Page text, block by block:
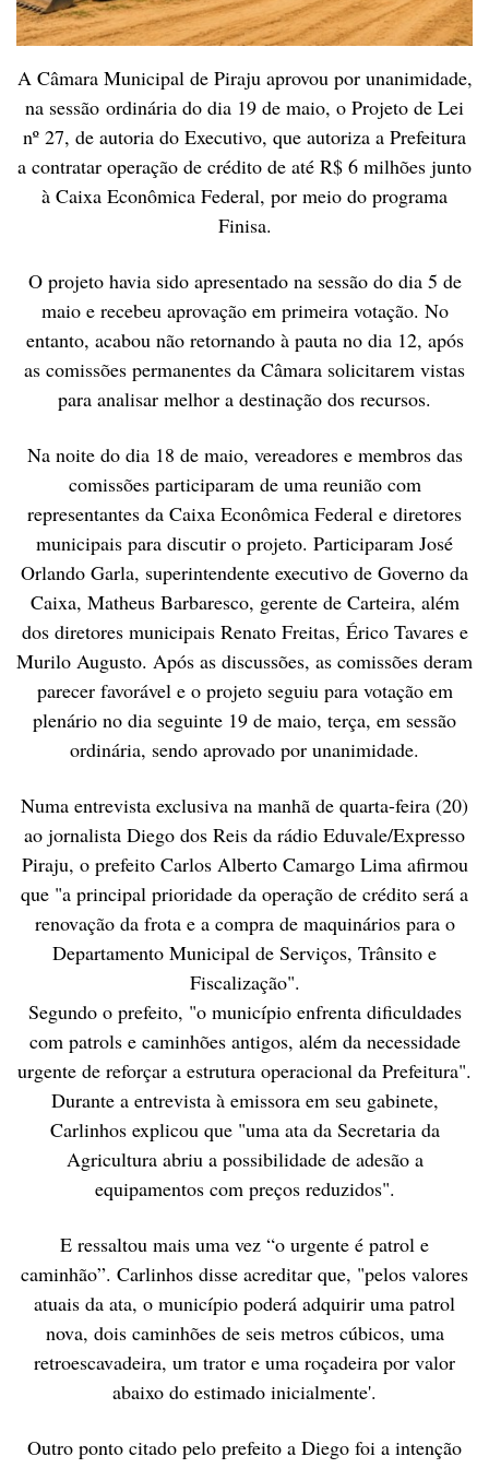
A Câmara Municipal de Piraju aprovou por unanimidade,
na sessão ordinária do dia 19 de maio, o Projeto de Lei
nº 27, de autoria do Executivo, que autoriza a Prefeitura
a contratar operação de crédito de até R$ 6 milhões junto
à Caixa Econômica Federal, por meio do programa
Finisa.
O projeto havia sido apresentado na sessão do dia 5 de
maio e recebeu aprovação em primeira votação. No
entanto, acabou não retornando à pauta no dia 12, após
as comissões permanentes da Câmara solicitarem vistas
para analisar melhor a destinação dos recursos.
Na noite do dia 18 de maio, vereadores e membros das
comissões participaram de uma reunião com
representantes da Caixa Econômica Federal e diretores
municipais para discutir o projeto. Participaram José
Orlando Garla, superintendente executivo de Governo da
Caixa, Matheus Barbaresco, gerente de Carteira, além
dos diretores municipais Renato Freitas, Érico Tavares e
Murilo Augusto. Após as discussões, as comissões deram
parecer favorável e o projeto seguiu para votação em
plenário no dia seguinte 19 de maio, terça, em sessão
ordinária, sendo aprovado por unanimidade.
Numa entrevista exclusiva na manhã de quarta-feira (20)
ao jornalista Diego dos Reis da rádio Eduvale/Expresso
Piraju, o prefeito Carlos Alberto Camargo Lima afirmou
que "a principal prioridade da operação de crédito será a
renovação da frota e a compra de maquinários para o
Departamento Municipal de Serviços, Trânsito e
Fiscalização".
Segundo o prefeito, "o município enfrenta dificuldades
com patrols e caminhões antigos, além da necessidade
urgente de reforçar a estrutura operacional da Prefeitura".
Durante a entrevista à emissora em seu gabinete,
Carlinhos explicou que "uma ata da Secretaria da
Agricultura abriu a possibilidade de adesão a
equipamentos com preços reduzidos".
E ressaltou mais uma vez “o urgente é patrol e
caminhão”. Carlinhos disse acreditar que, "pelos valores
atuais da ata, o município poderá adquirir uma patrol
nova, dois caminhões de seis metros cúbicos, uma
retroescavadeira, um trator e uma roçadeira por valor
abaixo do estimado inicialmente'.
Outro ponto citado pelo prefeito a Diego foi a intenção